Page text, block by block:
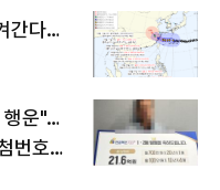
간다…
행운"…
번호조